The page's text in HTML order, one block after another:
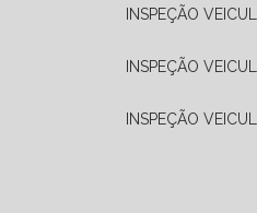
INSPEÇÃO
INSPEÇÃO
INSPEÇÃO